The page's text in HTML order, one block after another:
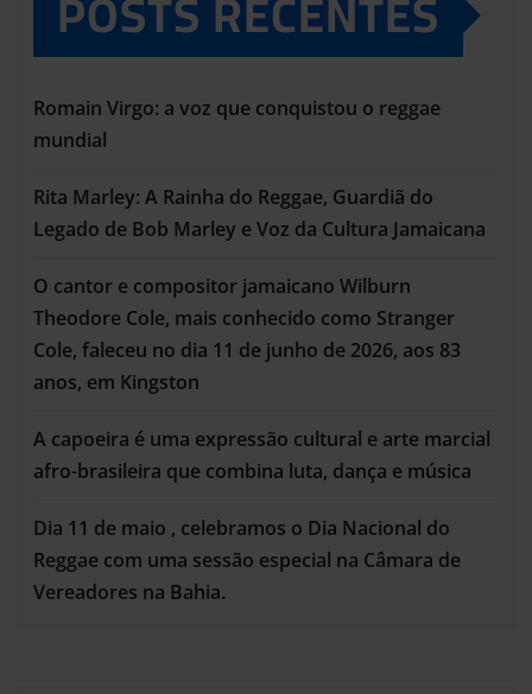
Romain Virgo: a voz que conquistou o reggae
mundial
Rita Marley: A Rainha do Reggae, Guardiã do
Legado de Bob Marley e Voz da Cultura Jamaicana
O cantor e compositor jamaicano Wilburn
Theodore Cole, mais conhecido como Stranger
Cole, faleceu no dia 11 de junho de 2026, aos 83
anos, em Kingston
A capoeira é uma expressão cultural e arte marcial
afro-brasileira que combina luta, dança e música
Dia 11 de maio , celebramos o Dia Nacional do
Reggae com uma sessão especial na Câmara de
Vereadores na Bahia.